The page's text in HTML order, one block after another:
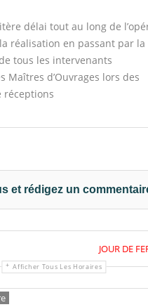
délai tout au long de
réalisation en passant par la
tous les intervenants
Maîtres d’Ouvrages lors des
réceptions
et rédigez un
JOUR DE
Afficher Tous Les Horaires